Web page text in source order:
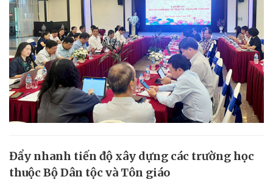
Đẩy nhanh tiến độ xây dựng các trường học
thuộc Bộ Dân tộc và Tôn giáo